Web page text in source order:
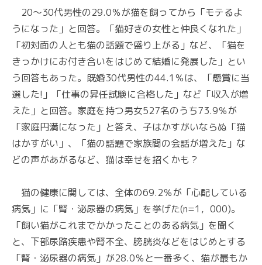
20～30代男性の29.0％が猫を飼ってから「モテるよ
うになった」と回答。「猫好きの女性と仲良くなれた」
「初対面の人とも猫の話題で盛り上がる」など、「猫を
きっかけにお付き合いをはじめて結婚に発展した」とい
う回答もあった。既婚30代男性の44.1％は、「懸賞に当
選した!」「仕事の昇任試験に合格した」など「収入が増
えた」と回答。家庭を持つ男女527名のうち73.9％が
「家庭円満になった」と答え、子はかすがいならぬ「猫
はかすがい」、「猫の話題で家族間の会話が増えた」な
どの声があがるなど、猫は幸せを招くかも？
猫の健康に関しては、全体の69.2％が「心配している
病気」に「腎・泌尿器の病気」を挙げた(n=1，000)。
「飼い猫がこれまでかかったことのある病気」を聞く
と、下部尿路疾患や腎不全、膀胱炎などをはじめとする
「腎・泌尿器の病気」が28.0％と一番多く、猫が最もか